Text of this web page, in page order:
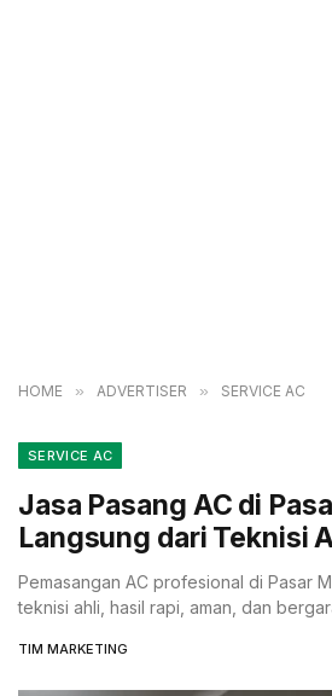
HOME » ADVERTISER » SERVICE AC
SERVICE AC
Jasa Pasang AC di
Langsung dari Teknisi
Pemasangan AC profesional di Pasar
teknisi ahli, hasil rapi, aman, dan
TIM MARKETING